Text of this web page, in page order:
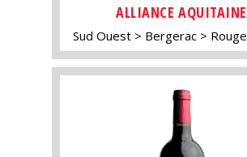
ALLIANCE AQUITAINE
Sud Ouest Bergerac Rouge